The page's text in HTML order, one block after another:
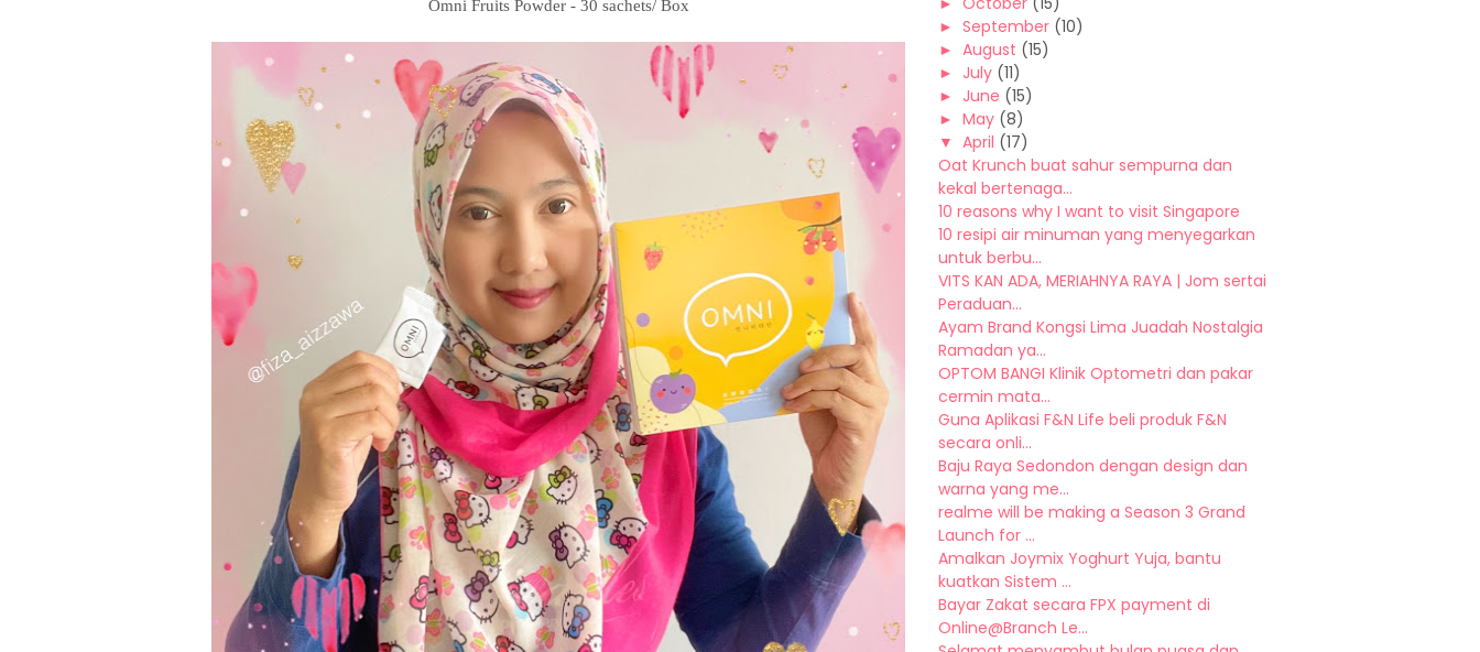
Omni Fruits Powder - 30 sachets/ Box
► September (10)
► August (15)
► July (11)
► June (15)
► May (8)
▼ April (17)
Oat Krunch buat sahur sempurna dan
kekal bertenaga...
10 reasons why I want to visit Singapore
10 resipi air minuman yang menyegarkan
untuk berbu...
VITS KAN ADA, MERIAHNYA RAYA | Jom sertai
Peraduan...
Ayam Brand Kongsi Lima Juadah Nostalgia
Ramadan ya...
OPTOM BANGI Klinik Optometri dan pakar
cermin mata...
Guna Aplikasi F&N Life beli produk F&N
secara onli...
Baju Raya Sedondon dengan design dan
warna yang me...
realme will be making a Season 3 Grand
Launch for ...
Amalkan Joymix Yoghurt Yuja, bantu
kuatkan Sistem ...
Bayar Zakat secara FPX payment di
Online@Branch Le...